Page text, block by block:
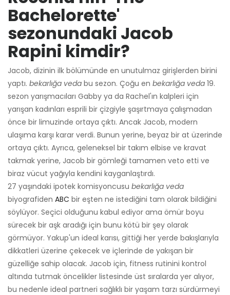
Bachelorette'
sezonundaki Jacob
Rapini kimdir?
Jacob, dizinin ilk bölümünde en unutulmaz girişlerden birini
yaptı. bekarlığa veda bu sezon. Çoğu en bekarlığa veda 19.
sezon yarışmacıları Gabby ya da Rachel'ın kalpleri için
yarışan kadınları esprili bir çizgiyle şaşırtmaya çalışmadan
önce bir limuzinde ortaya çıktı. Ancak Jacob, modern
ulaşıma karşı karar verdi. Bunun yerine, beyaz bir at üzerinde
ortaya çıktı. Ayrıca, geleneksel bir takım elbise ve kravat
takmak yerine, Jacob bir gömleği tamamen veto etti ve
biraz vücut yağıyla kendini kayganlaştırdı.
27 yaşındaki ipotek komisyoncusu bekarlığa veda
biyografiden ABC bir eşten ne istediğini tam olarak bildiğini
söylüyor. Seçici olduğunu kabul ediyor ama ömür boyu
sürecek bir aşk aradığı için bunu kötü bir şey olarak
görmüyor. Yakup'un ideal karısı, gittiği her yerde bakışlarıyla
dikkatleri üzerine çekecek ve içlerinde de yakışan bir
güzelliğe sahip olacak. Jacob için, fitness rutinini kontrol
altında tutmak öncelikler listesinde üst sıralarda yer alıyor,
bu nedenle ideal partneri sağlıklı bir yaşam tarzı sürdürmeyi